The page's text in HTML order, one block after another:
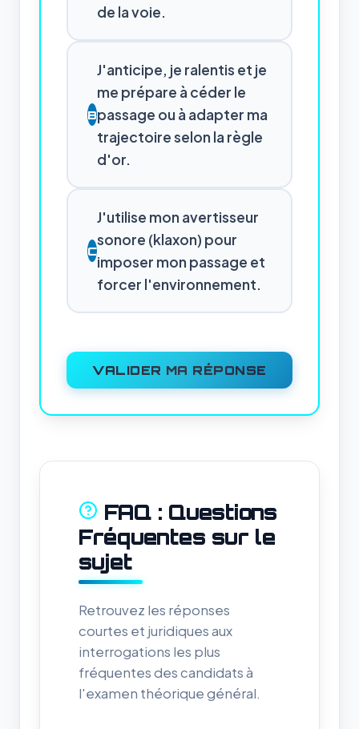
de la voie.
B
J'anticipe, je ralentis et je
me prépare à céder le
passage ou à adapter ma
trajectoire selon la règle
d'or.
C
J'utilise mon avertisseur
sonore (klaxon) pour
imposer mon passage et
forcer l'environnement.
VALIDER MA RÉPONSE
FAQ : Questions
Fréquentes sur le
sujet
Retrouvez les réponses
courtes et juridiques aux
interrogations les plus
fréquentes des candidats à
l'examen théorique général.